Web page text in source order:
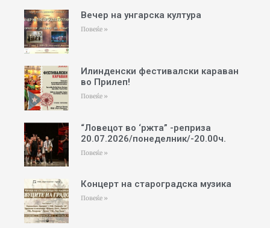
Вечер на унгарска култура
Повеќе »
Илинденски фестивалски караван
во Прилеп!
Повеќе »
“Ловецот во ‘ржта” -реприза
20.07.2026/понеделник/-20.00ч.
Повеќе »
Концерт на староградска музика
Повеќе »